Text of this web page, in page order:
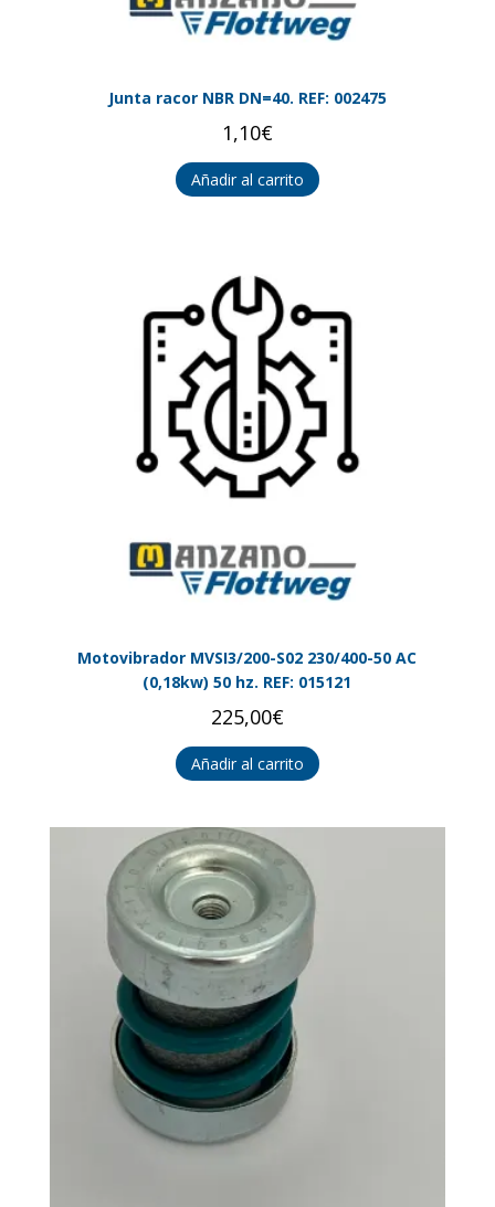
Junta racor NBR DN=40. REF: 002475
1,10€
Añadir al carrito
Motovibrador MVSI3/200-S02 230/400-50 AC
(0,18kw) 50 hz. REF: 015121
225,00€
Añadir al carrito